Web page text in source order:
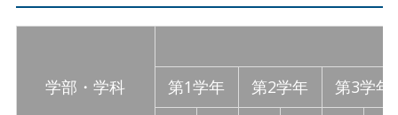
学部・学科 第1学年 第2学年
第3学年